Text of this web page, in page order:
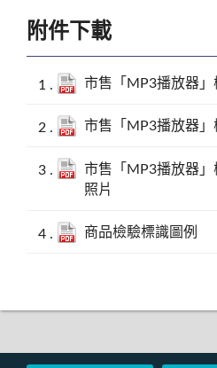
附件下載
市售「MP3播放器」
市售「MP3播放器」
市售「MP3播放器
照片
商品檢驗標識圖例